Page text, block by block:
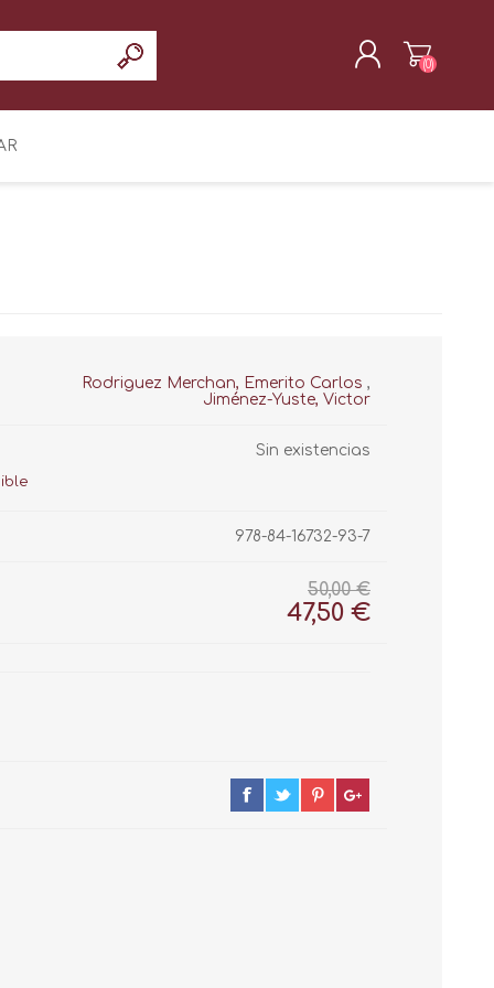
(0)
Rodriguez Merchan, Emerito Carlos ,
Jiménez-Yuste, Victor
Sin existencias
978-84-16732-93-7
50,00 €
47,50 €